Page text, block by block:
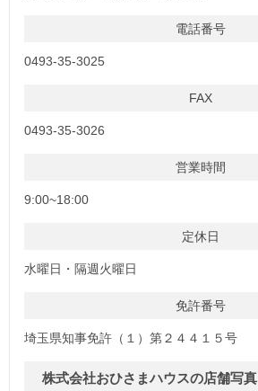
電話番号
0493-35-3025
FAX
0493-35-3026
営業時間
9:00~18:00
定休日
水曜日・隔週火曜日
免許番号
埼玉県知事免許（１）第２４４１５号
株式会社おひさまハウスの店舗写真